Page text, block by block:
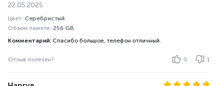
22.05.2025
Цвет: Серебристый
Объем памяти: 256 GB
Комментарий: Спасибо большое, телефон отличный.
Отзыв полезен? 0 1